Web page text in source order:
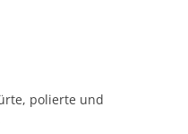
polierte und